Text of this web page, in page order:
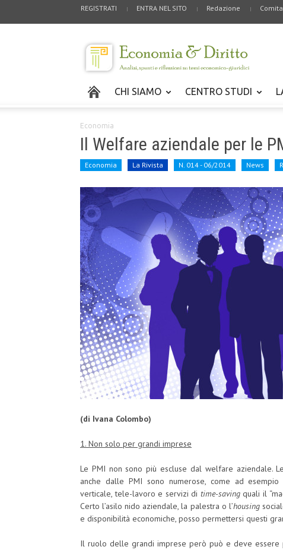
REGISTRATI ENTRA NEL SITO Redazione
CHI SIAMO CENTRO STUDI
Economia
Il Welfare aziendale per le
Economia La Rivista N. 014 - 06/2014 News
(di Ivana Colombo)
1. Non solo per grandi imprese
Le PMI non sono più escluse dal welfare aziendale.
anche dalle PMI sono numerose, come ad
verticale, tele-lavoro e servizi di time-savingquali il
Certo l’asilo nido aziendale, la palestra o l’housing
e disponibilità economiche, posso permettersi questi
Il ruolo delle grandi imprese però può e deve